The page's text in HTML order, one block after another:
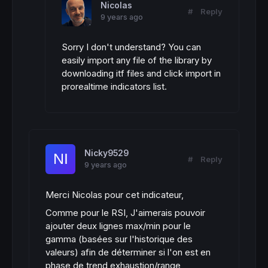
Nicolas
9 years ago
# Reply
Sorry I don't understand? You can
easily import any file of the library by
downloading itf files and click import in
prorealtime indicators list.
Nicky9529
9 years ago
# Reply
Merci Nicolas pour cet indicateur,
Comme pour le RSI, J'aimerais pouvoir
ajouter deux lignes max/min pour le
gamma (basées sur l'historique des
valeurs) afin de déterminer si l'on est en
phase de trend exhaustion/range